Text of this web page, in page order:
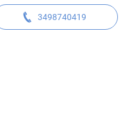
3498740419